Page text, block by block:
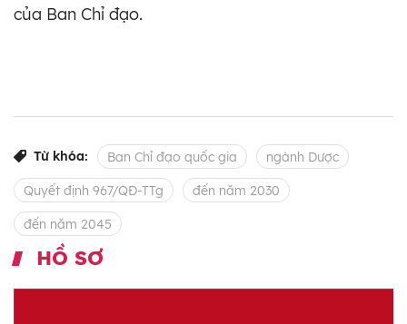
của Ban Chỉ đạo.
Từ khóa: Ban Chỉ đạo quốc gia ngành Dược
Quyết định 967/QĐ-TTg đến năm 2030
đến năm 2045
HỒ SƠ